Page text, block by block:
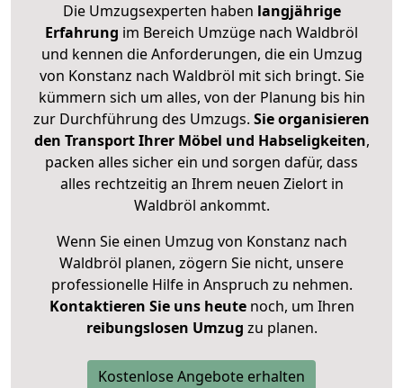
Die Umzugsexperten haben langjährige
Erfahrung im Bereich Umzüge nach Waldbröl
und kennen die Anforderungen, die ein Umzug
von Konstanz nach Waldbröl mit sich bringt. Sie
kümmern sich um alles, von der Planung bis hin
zur Durchführung des Umzugs. Sie organisieren
den Transport Ihrer Möbel und Habseligkeiten,
packen alles sicher ein und sorgen dafür, dass
alles rechtzeitig an Ihrem neuen Zielort in
Waldbröl ankommt.
Wenn Sie einen Umzug von Konstanz nach
Waldbröl planen, zögern Sie nicht, unsere
professionelle Hilfe in Anspruch zu nehmen.
Kontaktieren Sie uns heutenoch, um Ihren
reibungslosen Umzug zu planen.
Kostenlose Angebote erhalten